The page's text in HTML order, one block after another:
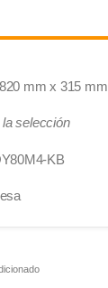
mm x 315 mm
la selección
KB